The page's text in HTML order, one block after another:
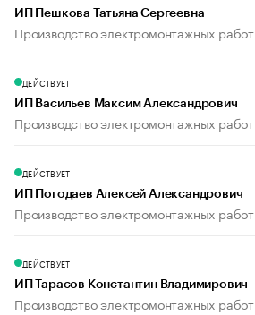
ИП Пешкова Татьяна Сергеевна
Производство электромонтажных работ
ДЕЙСТВУЕТ
ИП Васильев Максим Александрович
Производство электромонтажных работ
ДЕЙСТВУЕТ
ИП Погодаев Алексей Александрович
Производство электромонтажных работ
ДЕЙСТВУЕТ
ИП Тарасов Константин Владимирович
Производство электромонтажных работ